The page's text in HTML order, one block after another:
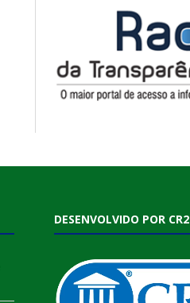
DESENVOLVIDO POR CR2